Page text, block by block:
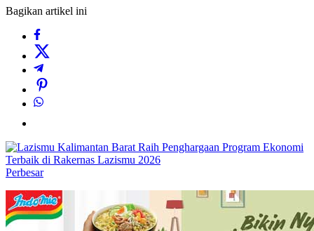
Bagikan artikel ini
Perbesar